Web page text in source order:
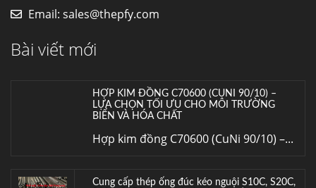
Email: sales@thepfy.com
Bài viết mới
Mua inox ở đâu chất lượng giá tốt? Gọi ngay
Inox (thép không gỉ) là một trong...
HỢP KIM ĐỒNG C70600 (CUNI 90/10) –
LỰA CHỌN TỐI ƯU CHO MÔI TRƯỜNG
BIỂN VÀ HÓA CHẤT
Hợp kim đồng C70600 (CuNi 90/10) –...
Cung cấp thép ống đúc kéo nguội S10C, S20C,